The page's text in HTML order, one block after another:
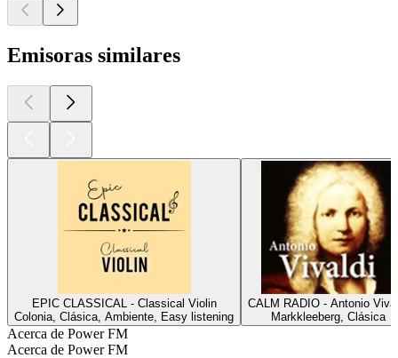
Emisoras similares
EPIC CLASSICAL - Classical Violin
Colonia, Clásica, Ambiente, Easy listening
CALM RADIO - Antonio
Markkleeberg, Clásica
Acerca de Power FM
Acerca de Power FM